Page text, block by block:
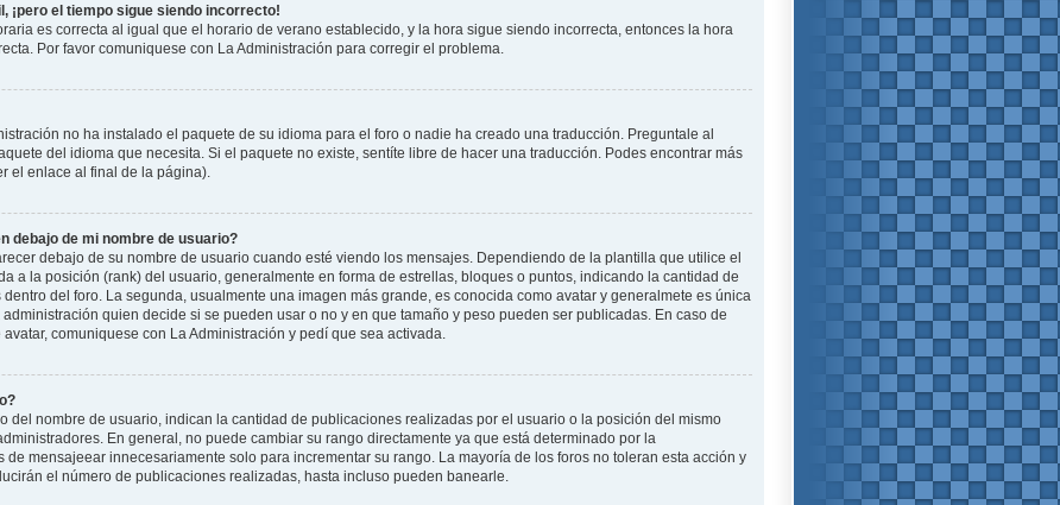
¡pero el tiempo sigue siendo incorrecto!
es correcta al igual que el horario de verano establecido, y la hora sigue siendo incorrecta, entonces la hora
Por favor comuniquese con La Administración para corregir el problema.
no ha instalado el paquete de su idioma para el foro o nadie ha creado una traducción. Preguntale al
del idioma que necesita. Si el paquete no existe, sentíte libre de hacer una traducción. Podes encontrar más
el enlace al final de la página).
debajo de mi nombre de usuario?
debajo de su nombre de usuario cuando esté viendo los mensajes. Dependiendo de la plantilla que utilice el
a la posición (rank) del usuario, generalmente en forma de estrellas, bloques o puntos, indicando la cantidad de
del foro. La segunda, usualmente una imagen más grande, es conocida como avatar y generalmete es única
quien decide si se pueden usar o no y en que tamaño y peso pueden ser publicadas. En caso de
comuniquese con La Administración y pedí que sea activada.
del nombre de usuario, indican la cantidad de publicaciones realizadas por el usuario o la posición del mismo
En general, no puede cambiar su rango directamente ya que está determinado por la
de mensajeear innecesariamente solo para incrementar su rango. La mayoría de los foros no toleran esta acción y
el número de publicaciones realizadas, hasta incluso pueden banearle.